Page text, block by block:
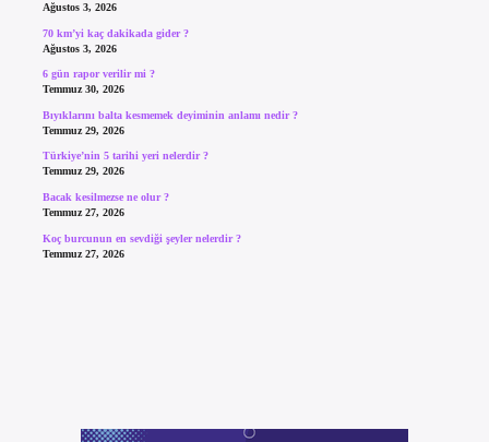
Ağustos 3, 2026
70 km’yi kaç dakikada gider ?
Ağustos 3, 2026
6 gün rapor verilir mi ?
Temmuz 30, 2026
Bıyıklarını balta kesmemek deyiminin anlamı nedir ?
Temmuz 29, 2026
Türkiye’nin 5 tarihi yeri nelerdir ?
Temmuz 29, 2026
Bacak kesilmezse ne olur ?
Temmuz 27, 2026
Koç burcunun en sevdiği şeyler nelerdir ?
Temmuz 27, 2026